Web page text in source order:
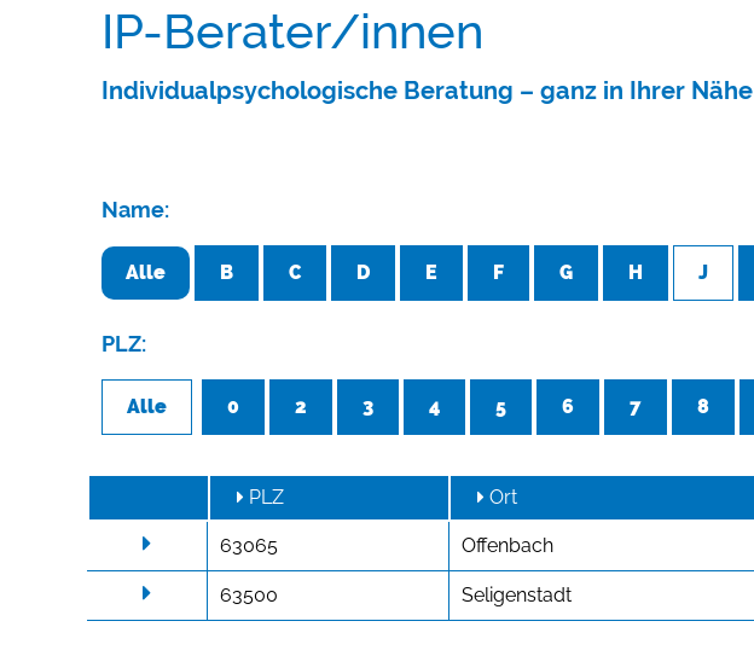
IP-Berater/innen
Individualpsychologische Beratung – ganz in Ihrer Nähe
Name:
Alle B C D E F G H J
PLZ:
Alle 0 2 3 4 5 6 7 8
PLZ Ort
63065 Offenbach
63500 Seligenstadt